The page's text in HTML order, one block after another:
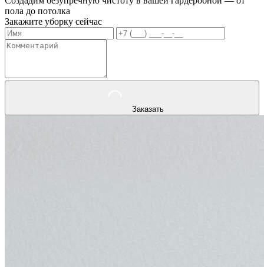
пола до потолка
Закажите уборку сейчас
Заказать